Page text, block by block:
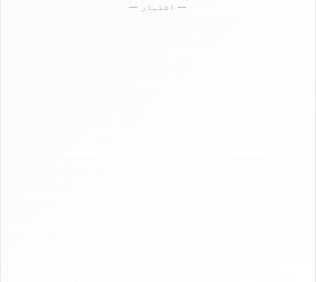
— اشتہار —